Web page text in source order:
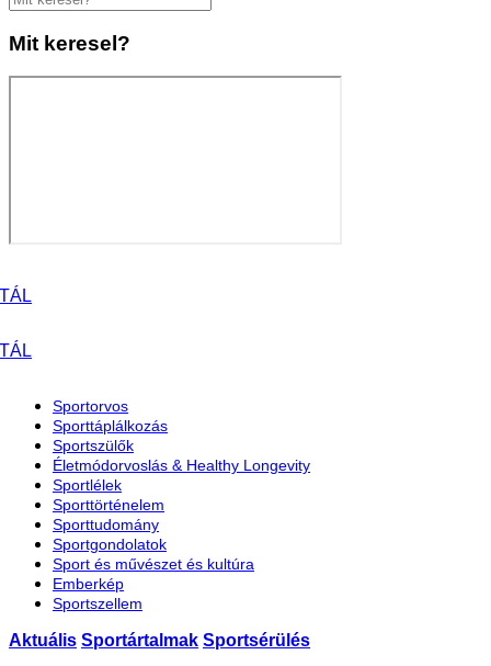
Mit keresel?
Sportorvos
Sporttáplálkozás
Sportszülők
Életmódorvoslás & Healthy Longevity
Sportlélek
Sporttörténelem
Sporttudomány
Sportgondolatok
Sport és művészet és kultúra
Emberkép
Sportszellem
Aktuális Sportártalmak Sportsérülés